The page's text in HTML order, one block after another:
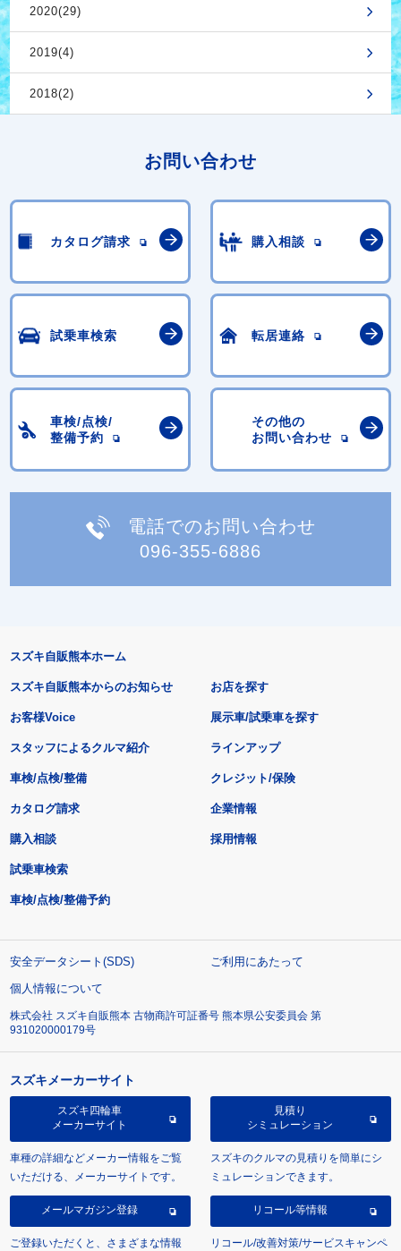
2020(29)
2019(4)
2018(2)
お問い合わせ
カタログ請求 購入相談
試乗車検索 転居連絡
車検/点検/
整備予約
その他の
お問い合わせ
電話でのお問い合わせ
096-355-6886
スズキ自販熊本ホーム
スズキ自販熊本からのお知らせ
お客様Voice
スタッフによるクルマ紹介
お店を探す
展示車/試乗車を探す
ラインアップ
車検/点検/整備 クレジット/保険
カタログ請求
購入相談
試乗車検索
車検/点検/整備予約
企業情報
採用情報
安全データシート(SDS)
ご利用にあたって
個人情報について
株式会社 スズキ自販熊本 古物商許可証番号 熊本県公安委員会 第
931020000179号
スズキメーカーサイト
スズキ四輪車
メーカーサイト
車種の詳細などメーカー情報をご覧
いただける、メーカーサイトです。
見積り
シミュレーション
スズキのクルマの見積りを簡単にシ
ミュレーションできます。
メールマガジン登録
ご登録いただくと、さまざまな情報
リコール等情報
リコール/改善対策/サービスキャンペ